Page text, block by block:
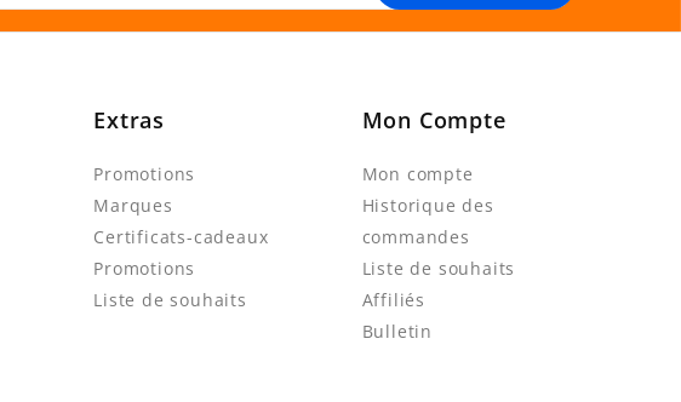
Extras
Promotions
Marques
Certificats-cadeaux
Promotions
Liste de souhaits
Mon Compte
Mon compte
Historique des
commandes
Liste de souhaits
Affiliés
Bulletin